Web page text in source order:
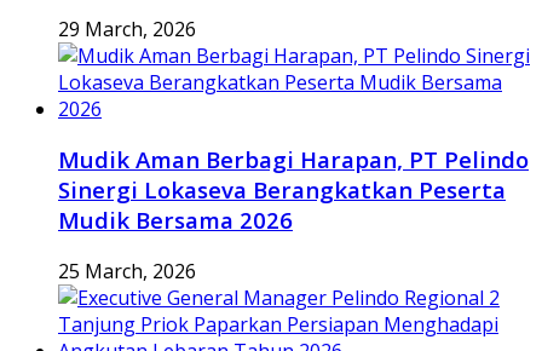
29 March, 2026
Mudik Aman Berbagi Harapan, PT Pelindo
Sinergi Lokaseva Berangkatkan Peserta
Mudik Bersama 2026
25 March, 2026